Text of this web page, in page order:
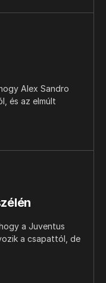
Alex Sandro
és az elmúlt
a Juventus
a csapattól, de